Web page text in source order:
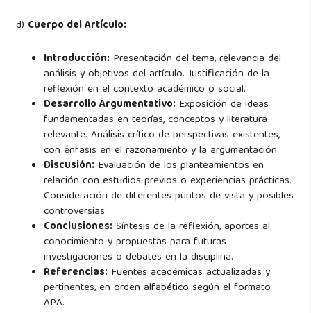
d) Cuerpo del Artículo:
Introducción:Presentación del tema, relevancia del
análisis y objetivos del artículo. Justificación de la
reflexión en el contexto académico o social.
Desarrollo Argumentativo:Exposición de ideas
fundamentadas en teorías, conceptos y literatura
relevante. Análisis crítico de perspectivas existentes,
con énfasis en el razonamiento y la argumentación.
Discusión:Evaluación de los planteamientos en
relación con estudios previos o experiencias prácticas.
Consideración de diferentes puntos de vista y posibles
controversias.
Conclusiones:Síntesis de la reflexión, aportes al
conocimiento y propuestas para futuras
investigaciones o debates en la disciplina.
Referencias:Fuentes académicas actualizadas y
pertinentes, en orden alfabético según el formato
APA.